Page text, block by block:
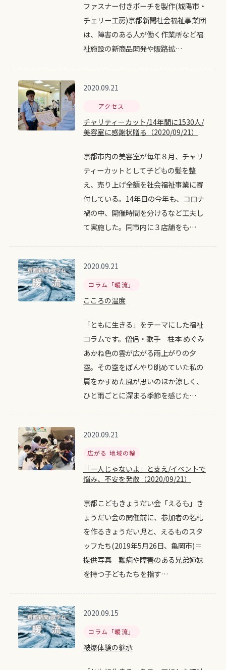
ファスナー付きポーチを製作(城陽市・
チェリー工房)京都新聞社会福祉事業団
は、障害のある人が働く作業所など福
祉施設の新商品開発や販路拡…
2020.09.21
アクセス
チャリティーカット/14年間に1530人/
美容室に感謝状贈る（2020/09/21）
京都市内の美容室が毎年８月、チャリ
ティーカットとして子どもの髪を整
え、売り上げ全額を社会福祉事業に寄
付している。14年目の今年も、コロナ
禍の中、開催時間を分けるなど工夫し
て実施した。同市内に３店舗をも…
2020.09.21
コラム「暖流」
こころの温度
「ともに生きる」をテーマにした福祉
コラムです。僧侶・歌手 柱本 めぐみ
あかね色の雲が広がる雨上がりの夕
空。その空をぼんやり眺めていた私の
肩をかすめた風が思いのほか涼しく、
ひと雨ごとに深まる季節を感じた…
2020.09.21
広がる 地域の輪
「一人じゃないよ」と支え/イベントで
悩み、不安を発散（2020/09/21）
京都こどもきょうだい会「えるも」き
ょうだい会の開催前に、参加者の名札
を作るきょうだい児と、えるものスタ
ッフたち(2019年5月26日、亀岡市)＝
提供写真 難病や障害のある兄弟姉妹
を持つ子どもたちを指す…
2020.09.15
コラム「暖流」
被爆体験の継承